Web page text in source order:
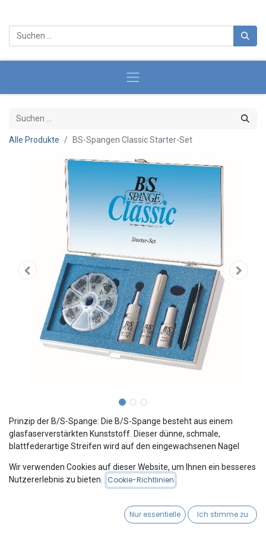
Alle Produkte BS-Spangen Classic Starter-Set
Prinzip der B/S-Spange: Die B/S-Spange besteht aus einem
glasfaserverstärkten Kunststoff. Dieser dünne, schmale,
blattfederartige Streifen wird auf den eingewachsenen Nagel
die seitlichen Nagelränder aus dem Nagelfalz heraus, verflachen
die Krümmung des Nagels, korrigieren ihn und entlasten so den
Das Spangensystem mit Zukunft!
Wir verwenden Cookies auf dieser Website, um Ihnen ein besseres
Nutzererlebnis zu bieten.
Cookie-Richtlinien
Nur essentielle Ich stimme zu